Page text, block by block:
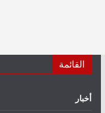
القائمة
أخبار